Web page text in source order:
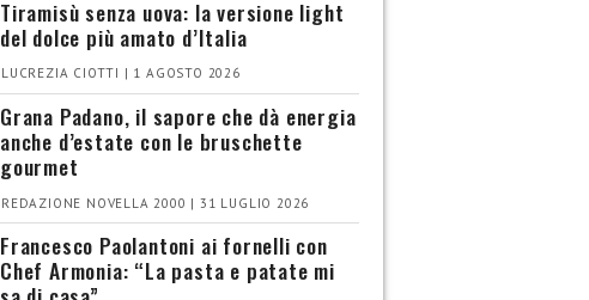
Tiramisù senza uova: la versione light
del dolce più amato d’Italia
LUCREZIA CIOTTI | 1 AGOSTO 2026
Grana Padano, il sapore che dà energia
anche d’estate con le bruschette
gourmet
REDAZIONE NOVELLA 2000 | 31 LUGLIO 2026
Francesco Paolantoni ai fornelli con
Chef Armonia: “La pasta e patate mi